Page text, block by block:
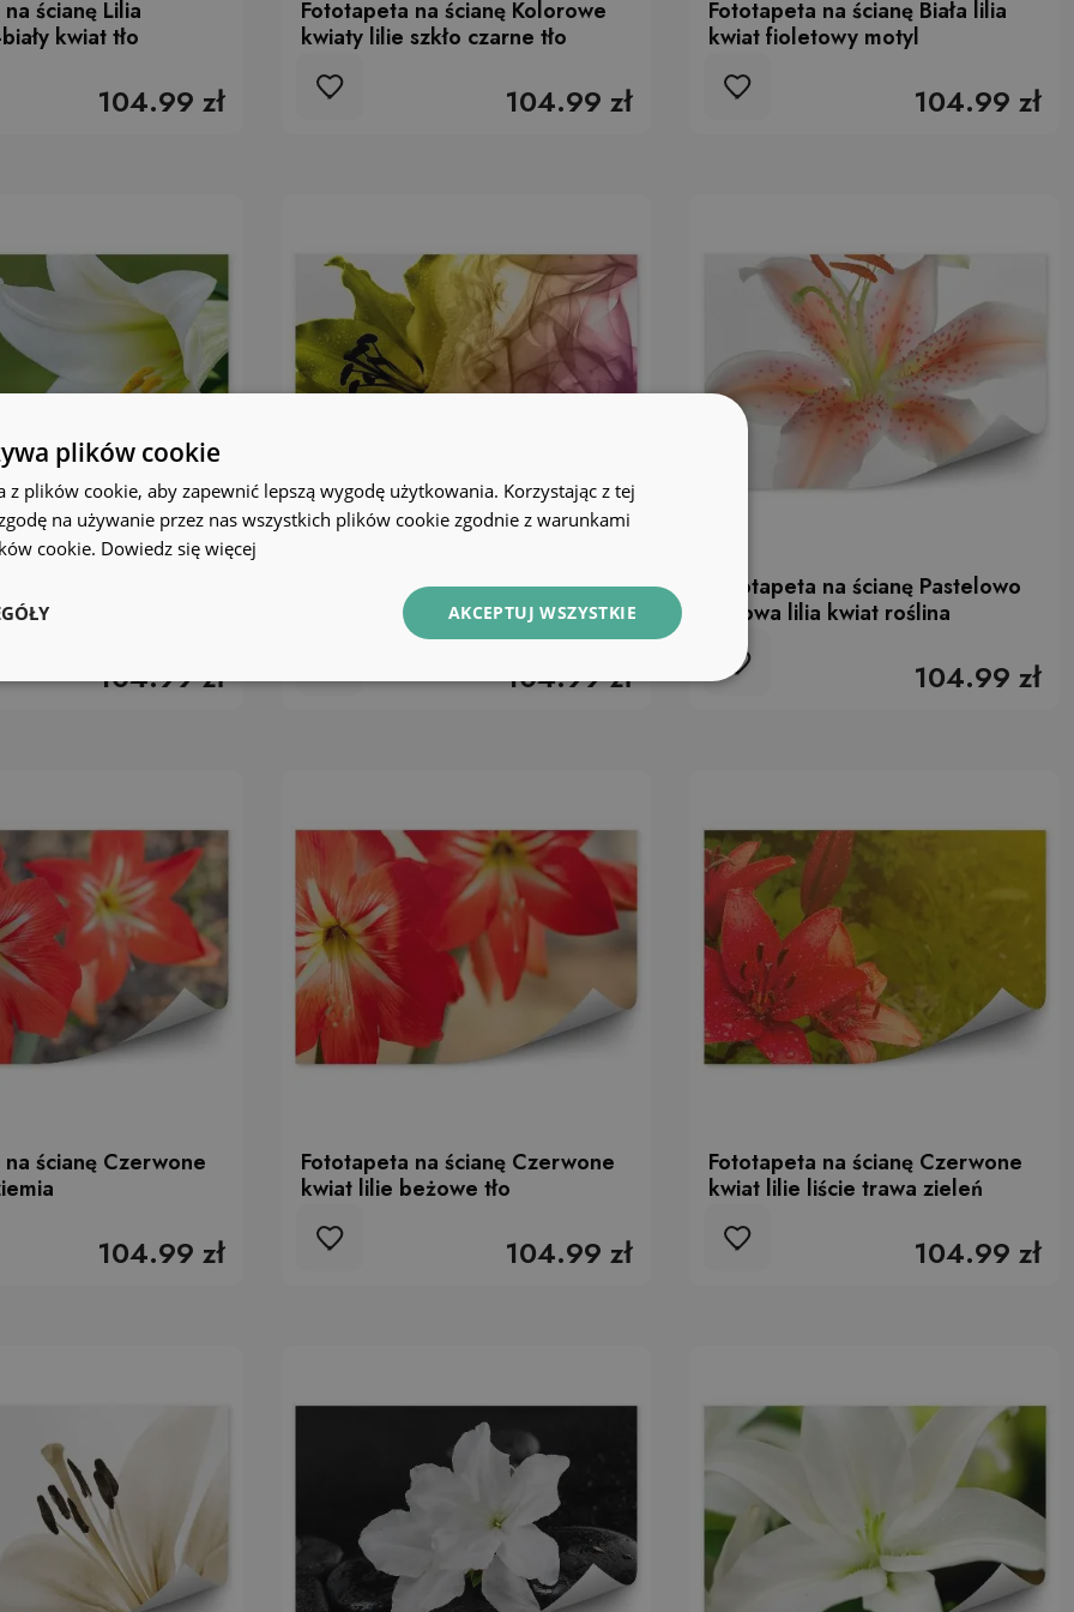
ścianę Lilia
kwiat tło
104.99 zł
Fototapeta na ścianę Kolorowe
kwiaty lilie szkło czarne tło
104.99 zł
Fototapeta na ścianę Biała lilia
kwiat fioletowy motyl
104.99 zł
104.99 zł
Fototapeta na ścianę Żółty kwiat
lili kolorowy dym białe tło
104.99 zł
Fototapeta na ścianę Pastelowo
różowa lilia kwiat roślina
104.99 zł
ścianę Czerwone
104.99 zł
Fototapeta na ścianę Czerwone
kwiat lilie beżowe tło
104.99 zł
Fototapeta na ścianę Czerwone
kwiat lilie liście trawa zieleń
104.99 zł
plików cookie
z plików cookie, aby zapewnić lepszą wygodę użytkowania. Korzystając z tej
na używanie przez nas wszystkich plików cookie zgodnie z warunkami
cookie. Dowiedz się więcej
AKCEPTUJ WSZYSTKIE